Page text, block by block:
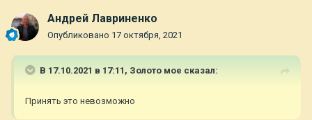
Андрей Лавриненко
Опубликовано 17 октября, 2021
В 17.10.2021 в 17:11, Золото мое сказал:
Принять это невозможно